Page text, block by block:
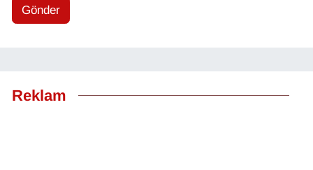
Gönder
Reklam